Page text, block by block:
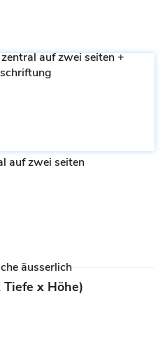
auf zwei seiten +
auf zwei seiten
äusserlich
x Höhe)